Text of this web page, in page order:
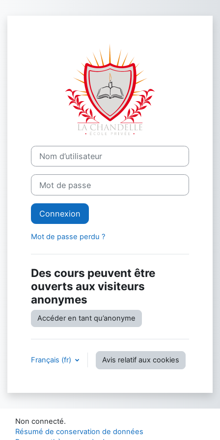
Connexion à
Nom d’utilisateur
Mot de passe
Connexion
Mot de passe perdu ?
Des cours peuvent être
ouverts aux visiteurs
anonymes
Accéder en tant qu’anonyme
Français ‎(fr)‎ Avis relatif aux cookies
Non connecté.
Résumé de conservation de données